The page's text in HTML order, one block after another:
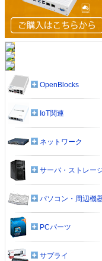
OpenBlocks
IoT関連
ネットワーク
サーバ・ストレー
パソコン・周辺機
PCパーツ
サプライ